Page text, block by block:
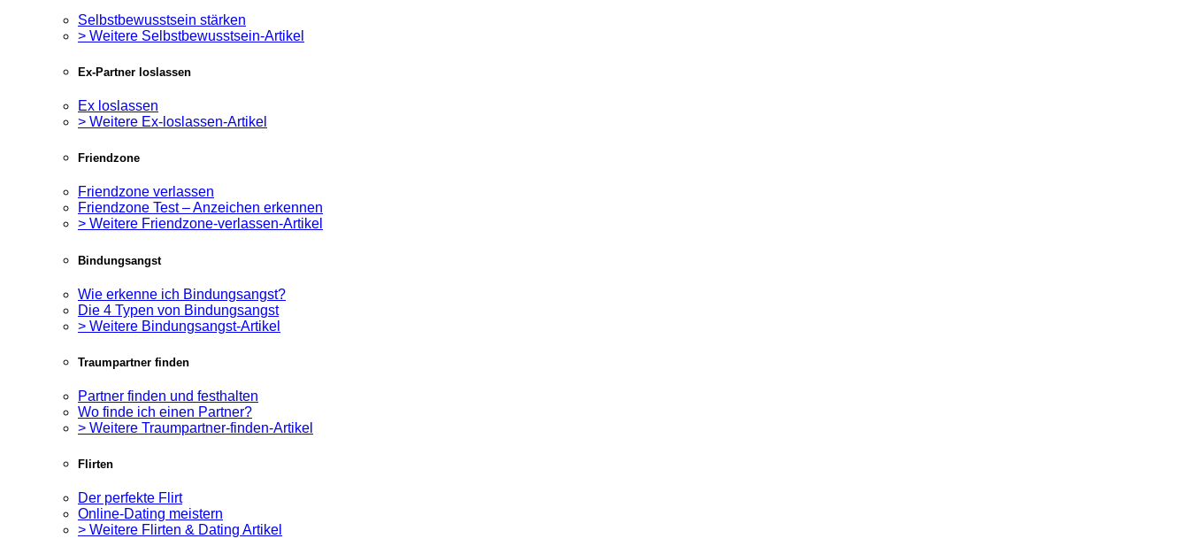
Selbstbewusstsein stärken
> Weitere Selbstbewusstsein-Artikel
Ex-Partner loslassen
Ex loslassen
> Weitere Ex-loslassen-Artikel
Friendzone
Friendzone verlassen
Friendzone Test – Anzeichen erkennen
> Weitere Friendzone-verlassen-Artikel
Bindungsangst
Wie erkenne ich Bindungsangst?
Die 4 Typen von Bindungsangst
> Weitere Bindungsangst-Artikel
Traumpartner finden
Partner finden und festhalten
Wo finde ich einen Partner?
> Weitere Traumpartner-finden-Artikel
Flirten
Der perfekte Flirt
Online-Dating meistern
> Weitere Flirten & Dating Artikel